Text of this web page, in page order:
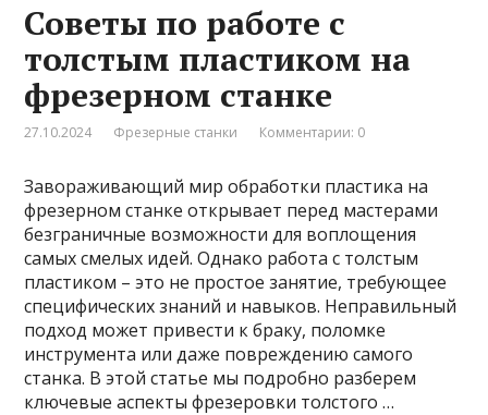
Советы по работе с
толстым пластиком на
фрезерном станке
27.10.2024 Фрезерные станки Комментарии: 0
Завораживающий мир обработки пластика на
фрезерном станке открывает перед мастерами
безграничные возможности для воплощения
самых смелых идей. Однако работа с толстым
пластиком – это не простое занятие, требующее
специфических знаний и навыков. Неправильный
подход может привести к браку, поломке
инструмента или даже повреждению самого
станка. В этой статье мы подробно разберем
ключевые аспекты фрезеровки толстого …